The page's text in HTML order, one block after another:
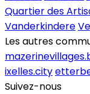
Quartier des
Vanderkindere
Les autres
ixelles.city
Suivez-nous